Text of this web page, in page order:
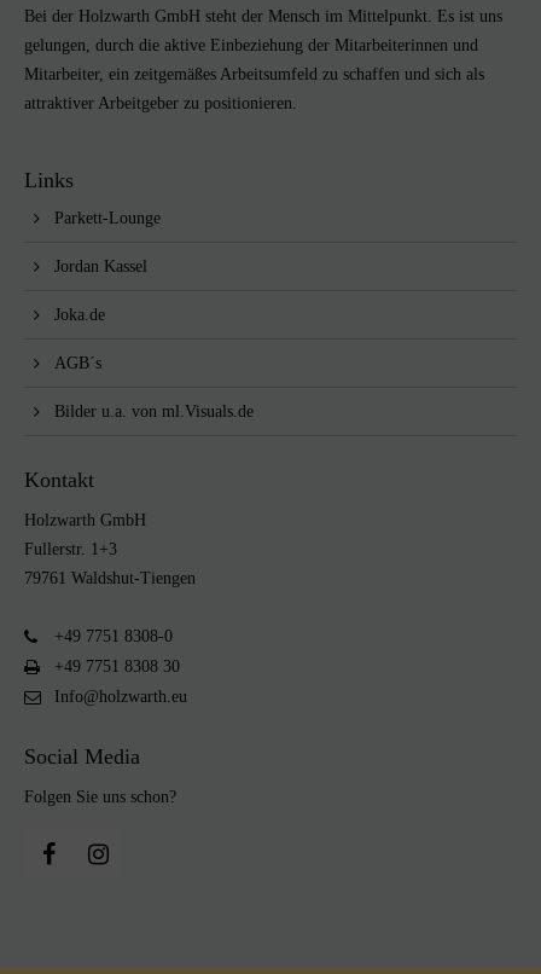
Bei der Holzwarth GmbH steht der Mensch im Mittelpunkt. Es ist uns
gelungen, durch die aktive Einbeziehung der Mitarbeiterinnen und
Mitarbeiter, ein zeitgemäßes Arbeitsumfeld zu schaffen und sich als
attraktiver Arbeitgeber zu positionieren.
Links
Parkett-Lounge
Jordan Kassel
Joka.de
AGB´s
Bilder u.a. von ml.Visuals.de
Kontakt
Holzwarth GmbH
Fullerstr. 1+3
79761 Waldshut-Tiengen
+49 7751 8308-0
+49 7751 8308 30
Info@holzwarth.eu
Social Media
Folgen Sie uns schon?